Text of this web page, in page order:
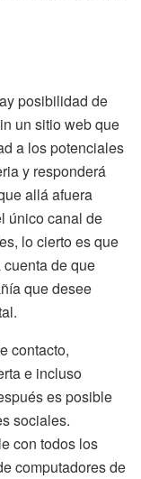
posibilidad de
un sitio web que
a los potenciales
y responderá
allá afuera
único canal de
lo cierto es que
de que
que desee
contacto,
e incluso
es posible
sociales.
con todos los
computadores de